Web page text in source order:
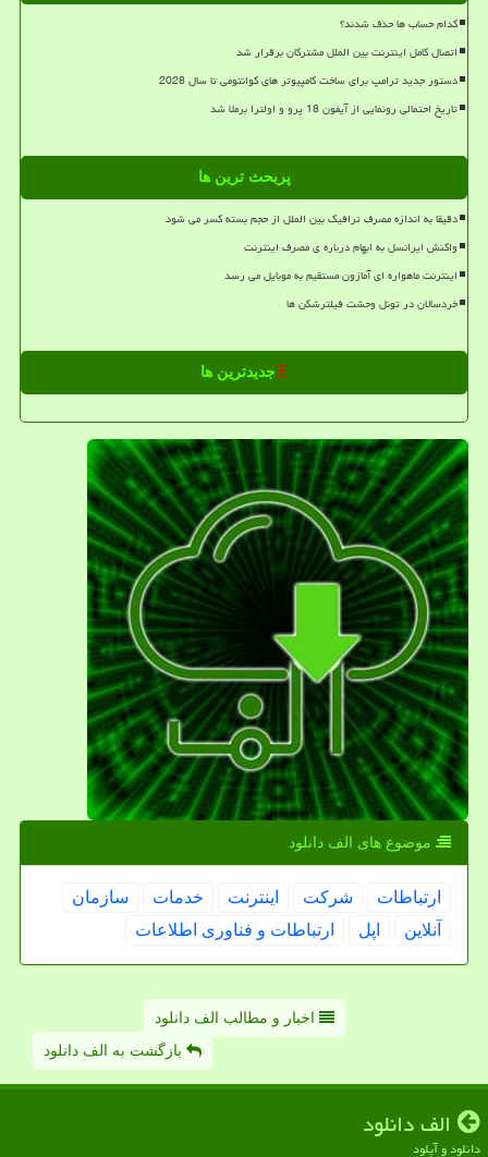
کدام حساب ها حذف شدند؟
اتصال کامل اینترنت بین الملل مشترکان برقرار شد
دستور جدید ترامپ برای ساخت کامپیوتر های کوانتومی تا سال 2028
تاریخ احتمالی رونمایی از آیفون 18 پرو و اولترا برملا شد
پربحث ترین ها
دقیقا به اندازه مصرف ترافیک بین الملل از حجم بسته کسر می شود
واکنش ایرانسل به ابهام درباره ی مصرف اینترنت
اینترنت ماهواره ای آمازون مستقیم به موبایل می رسد
خردسالان در تونل وحشت فیلترشکن ها
جدیدترین ها
موضوع های الف دانلود
ارتباطات شركت اینترنت خدمات
سازمان
آنلاین
اپل ارتباطات و فناوری اطلاعات
اخبار و مطالب الف دانلود
بازگشت به الف دانلود
الف دانلود
دانلود و آپلود